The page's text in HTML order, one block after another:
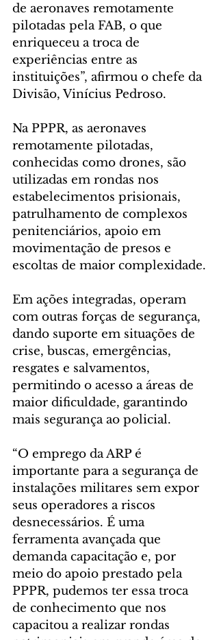
de aeronaves remotamente
pilotadas pela FAB, o que
enriqueceu a troca de
experiências entre as
instituições”, afirmou o chefe da
Divisão, Vinícius Pedroso.
Na PPPR, as aeronaves
remotamente pilotadas,
conhecidas como drones, são
utilizadas em rondas nos
estabelecimentos prisionais,
patrulhamento de complexos
penitenciários, apoio em
movimentação de presos e
escoltas de maior complexidade.
Em ações integradas, operam
com outras forças de segurança,
dando suporte em situações de
crise, buscas, emergências,
resgates e salvamentos,
permitindo o acesso a áreas de
maior dificuldade, garantindo
mais segurança ao policial.
“O emprego da ARP é
importante para a segurança de
instalações militares sem expor
seus operadores a riscos
desnecessários. É uma
ferramenta avançada que
demanda capacitação e, por
meio do apoio prestado pela
PPPR, pudemos ter essa troca
de conhecimento que nos
capacitou a realizar rondas